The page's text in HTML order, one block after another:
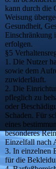
kann durch die
Weisung
Gesundheit,
Einschränkung
erfolgen.
§5
1. Die Nutzer
sowie dem
zuwiderläuft.
2. Die
pfleglich zu
oder
Schaden. Für
eines
besonderes
Einzelfall nach
3. In einzelnen
für die